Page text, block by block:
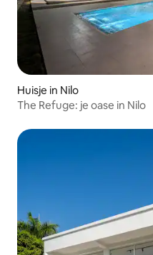
Huisje in Nilo
The Refuge: je oase in Nilo